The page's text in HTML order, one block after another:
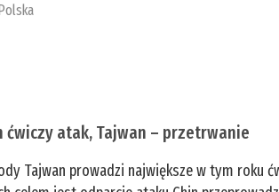
ćwiczy atak, Tajwan – przetrwanie
Tajwan prowadzi największe w tym roku